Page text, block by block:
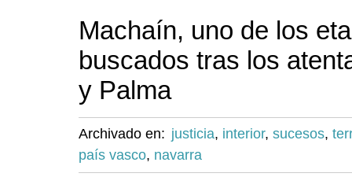
Machaín, uno de los
buscados tras los
y Palma
Archivado en: justicia, interior, sucesos,
país vasco, navarra